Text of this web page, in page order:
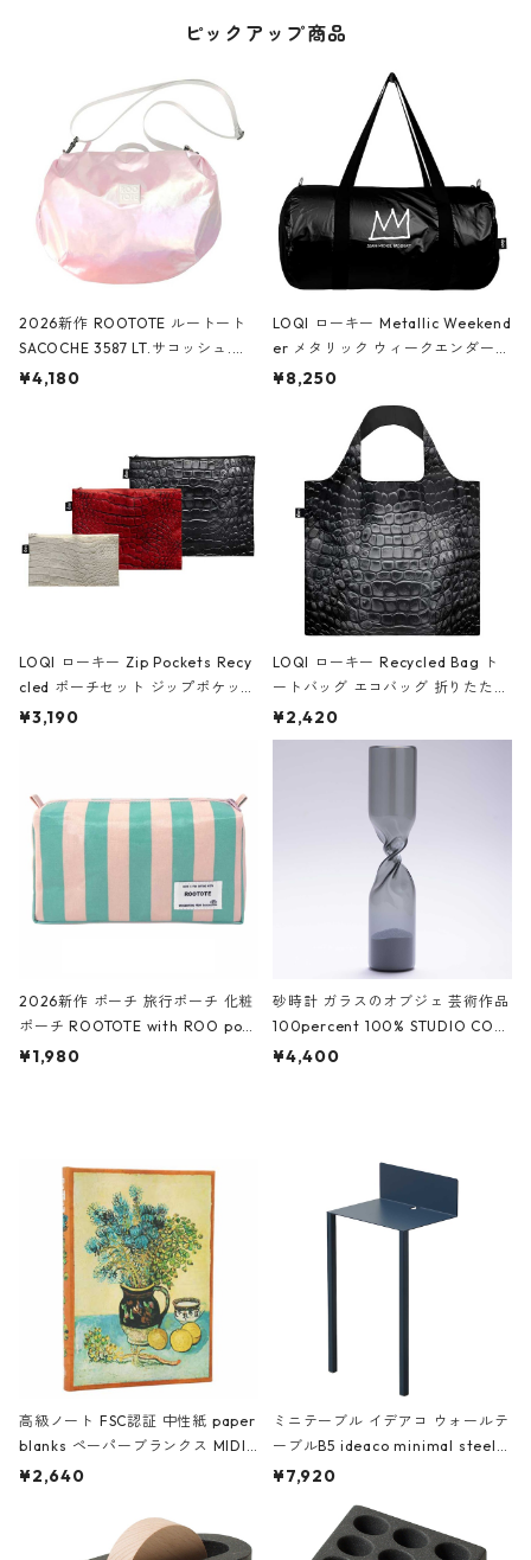
ピックアップ商品
2026新作 ROOTOTE ルートート
SACOCHE 3587 LT.サコッシュ.ル
ミエ-B ショルダーバッグ グロスピ
¥4,180
LOQI ローキー Metallic Weekend
er メタリック ウィークエンダー
ボストンバッグ ショルダーバッグ
Black ジャン=ミッシェル・バスキ
ア/クラウン ブラック
¥8,250
LOQI ローキー Zip Pockets Recy
cled ポーチセット ジップポケット
ファスナーポーチ 撥水加工 トラベ
ーガンディー、オフホワイト
¥3,190
LOQI ローキー Recycled Bag ト
ートバッグ エコバッグ 折りたたみ
大きめ 撥水加工 収納ポーチ CRO
CODILE/Black クロコダイル/ブラ
¥2,420
2026新作 ポーチ 旅行ポーチ 化粧
ポーチ ROOTOTE with ROO pou
ch 3532 ルートート WR.ポーチ.ラ
¥1,980
砂時計 ガラスのオブジェ 芸術作品
100percent 100% STUDIO COH
AKU Timeless 100パーセント ス
¥4,400
高級ノート FSC認証 中性紙 paper
blanks ペーパーブランクス MIDI
ハードカバー 罫線 ヴァン・ゴッホ
¥2,640
ミニテーブル イデアコ ウォールテ
ーブルB5 ideaco minimal steel f
urniture WALL Table B5 ネイビー
¥7,920